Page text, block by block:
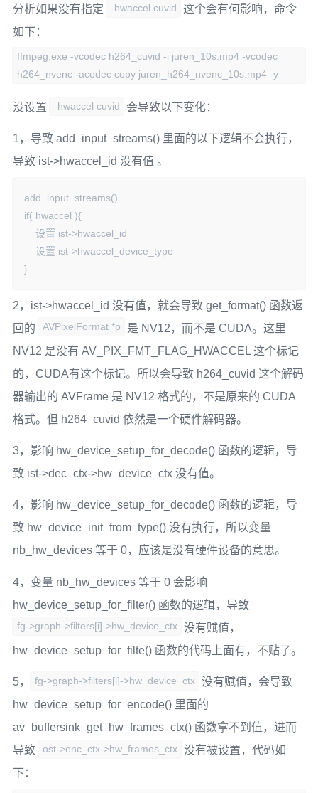
分析如果没有指定
-hwaccel cuvid
这个会有何影响，命令
如下：
ffmpeg.exe -vcodec h264_cuvid -i juren_10s.mp4 -vcodec
h264_nvenc -acodec copy juren_h264_nvenc_10s.mp4 -y
没设置 -hwaccel cuvid 会导致以下变化：
1，导致 add_input_streams() 里面的以下逻辑不会执行，
导致 ist->hwaccel_id 没有值 。
add_input_streams()
if( hwaccel ){
}
2，ist->hwaccel_id 没有值，就会导致 get_format() 函数返
回的
AVPixelFormat *p
是 NV12，而不是 CUDA。这里
NV12 是没有 AV_PIX_FMT_FLAG_HWACCEL 这个标记
的，CUDA有这个标记。所以会导致 h264_cuvid 这个解码
器输出的 AVFrame 是 NV12 格式的，不是原来的 CUDA
格式。但 h264_cuvid 依然是一个硬件解码器。
3，影响 hw_device_setup_for_decode() 函数的逻辑，导
致 ist->dec_ctx->hw_device_ctx 没有值。
4，影响 hw_device_setup_for_decode() 函数的逻辑，导
致 hw_device_init_from_type() 没有执行，所以变量
nb_hw_devices 等于 0，应该是没有硬件设备的意思。
4，变量 nb_hw_devices 等于 0 会影响
hw_device_setup_for_filter() 函数的逻辑，导致
fg->graph->filters[i]->hw_device_ctx 没有赋值，
hw_device_setup_for_filte() 函数的代码上面有，不贴了。
5， fg->graph->filters[i]->hw_device_ctx 没有赋值，会导致
hw_device_setup_for_encode() 里面的
av_buffersink_get_hw_frames_ctx() 函数拿不到值，进而
导致
ost->enc_ctx->hw_frames_ctx 没有被设置，代码如
下：